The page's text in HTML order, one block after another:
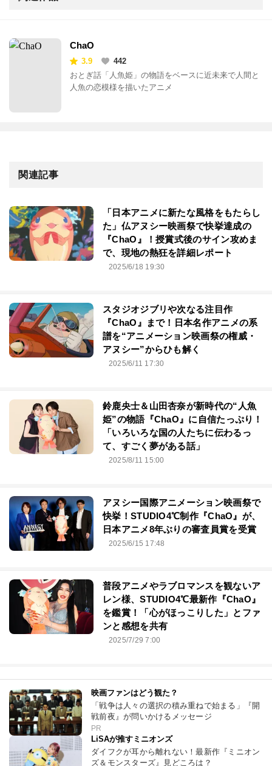
ChaO
3.9
442
おとぎ話「人魚姫」の物語をベースに近未来で人間と
人魚の恋模様を描いたアニメ
関連記事
「日本アニメに新たな風格をもたらし
た」仏アヌシー映画祭で快挙達成の
『ChaO』！授賞式後のサイン攻めま
で、現地の熱狂を詳細レポート
2025/6/18 19:30
スタジオジブリや次なる注目作
『ChaO』まで！日本名作アニメの系
譜を“アニメーション映画祭の権威・
アヌシー”からひも解く
2025/6/11 17:30
鈴鹿央士＆山田杏奈が新時代の“人魚
姫”の物語『ChaO』に自信たっぷり！
「いろいろな国の人たちに伝わるっ
て、すごく夢がある話」
2025/8/11 15:00
アヌシー国際アニメーション映画祭で
快挙！STUDIO4℃制作『ChaO』が、
日本アニメ8年ぶりの審査員賞を受賞
2025/6/15 17:48
普段アニメやラブロマンスを観ないア
レン様、STUDIO4℃最新作『ChaO』
を鑑賞！「心がほっこりした」とファ
ンと感想を共有
2025/7/29 7:00
映画ファンはどう観た？
「戦争は人々の選択の積み重ねで始まる」『開
戦前夜』が問いかけるメッセージ
PR
LiSAが推すミニオンズ
ダイフクが耳から離れない！最新作『ミニオン
ズ＆モンスターズ』見どころは？